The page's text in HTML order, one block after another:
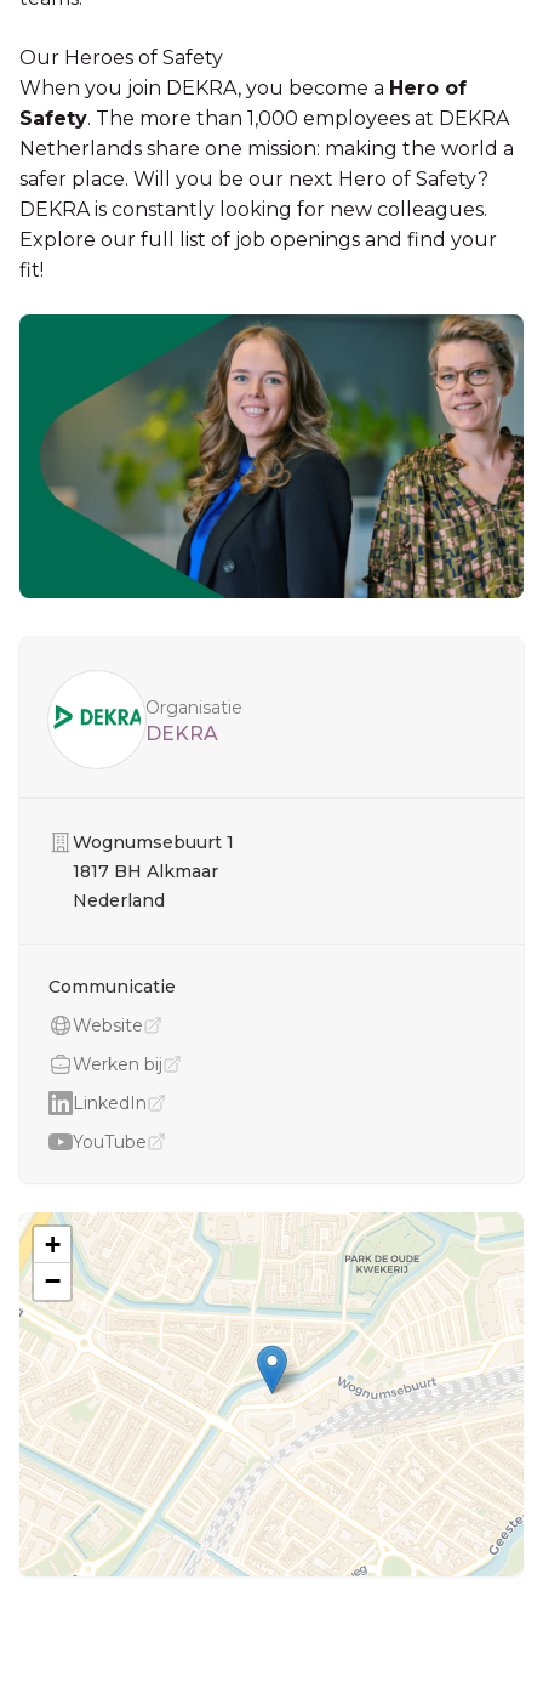
Our Heroes of Safety
When you join DEKRA, you become a Hero of
Safety. The more than 1,000 employees at DEKRA
Netherlands share one mission: making the world a
safer place. Will you be our next Hero of Safety?
DEKRA is constantly looking for new colleagues.
Explore our full list of job openings and find your
fit!
Organisatie
DEKRA
Organisatie
Wognumsebuurt 1
1817 BH Alkmaar
Nederland
Communicatie
Website
Werken bij
LinkedIn
YouTube
+
−